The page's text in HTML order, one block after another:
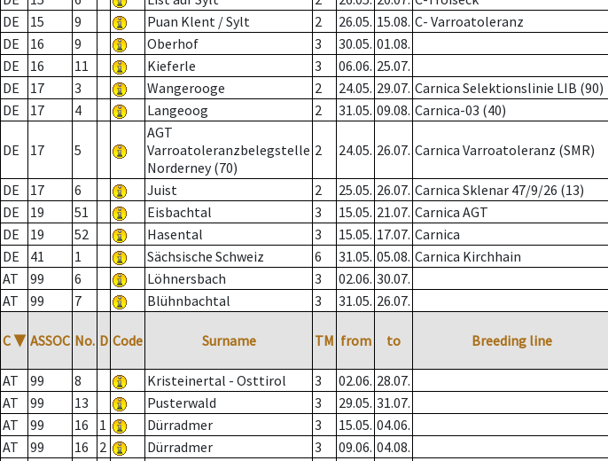
DE
15 9 Puan Klent / Sylt 2 26.05. 15.08. C- Varroatoleranz
DE
16 9 Oberhof 3 30.05. 01.08.
DE
16 11 Kieferle 3 06.06. 25.07.
DE
17 3 Wangerooge 2 24.05. 29.07. Carnica Selektionslinie LIB (90)
DE
17 4 Langeoog 2 31.05. 09.08. Carnica-03 (40)
DE 17 5
AGT
Varroatoleranzbelegstelle
Norderney (70)
2 24.05. 26.07. Carnica Varroatoleranz (SMR)
DE 17 6 Juist 2 25.05. 26.07. Carnica Sklenar 47/9/26 (13)
DE
19 51 Eisbachtal 3 15.05. 21.07. Carnica AGT
DE
19 52 Hasental 3 15.05. 17.07. Carnica
DE
41 1 Sächsische Schweiz 6 31.05. 05.08. Carnica Kirchhain
AT
99 6 Löhnersbach 3 02.06. 30.07.
AT
99 7 Blühnbachtal 3 31.05. 26.07.
C ▼ ASSOC No. D Code Surname TM from to Breeding line
AT
99 8 Kristeinertal - Osttirol 3 02.06. 28.07.
AT
99 13 Pusterwald 3 29.05. 31.07.
AT
99 16 1 Dürradmer 3 15.05. 04.06.
AT
99 16 2 Dürradmer 3 09.06. 04.08.